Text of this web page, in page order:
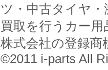
ツ・中古タイヤ
買取を行うカー
株式会社の登録商
©2011 i-parts All